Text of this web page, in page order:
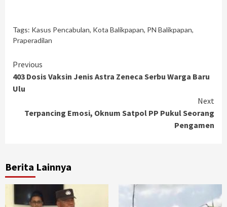
Tags: Kasus Pencabulan, Kota Balikpapan, PN Balikpapan,
Praperadilan
Continue
Reading
Previous
403 Dosis Vaksin Jenis Astra Zeneca Serbu Warga Baru
Ulu
Next
Terpancing Emosi, Oknum Satpol PP Pukul Seorang
Pengamen
Berita Lainnya